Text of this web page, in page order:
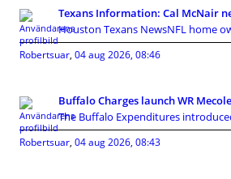
Texans Information: Cal McNair
Houston Texans NewsNFL home
Robertsuar, 04 aug 2026, 08:46
Buffalo Charges launch WR
The Buffalo Expenditures
Robertsuar, 04 aug 2026, 08:43